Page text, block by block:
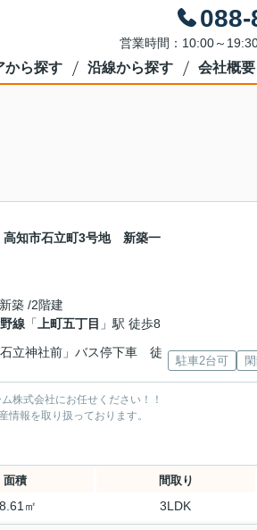
営業時間：10:00～
から探す 沿線から探す 会社概要
高知市石立町3号地 新築一
築 /2階建
線 「 上町五丁目 」駅 徒歩8
立神社前」バス停下車 徒
駐車2台可
株式会社にお任せください！！
報を取り扱っております。
面積 間取り
㎡ 3LDK